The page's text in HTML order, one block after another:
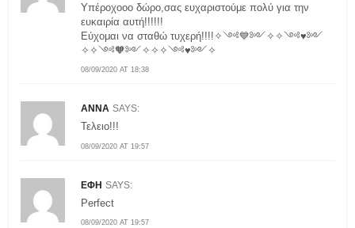
08/09/2020 AT 18:38
Υπέροχοοο δώρο,σας ευχαριστούμε πολύ για την
ευκαιρία αυτή!!!!!!
Εύχομαι να σταθώ τυχερή!!!!✧༺💙༻✧✧༺♥༻
✧✧༺🧡༻✧✧✧༺♥༻✧
ΑΝΝΑ SAYS:
08/09/2020 AT 19:57
Τελειο!!!
ΕΦΗ SAYS:
08/09/2020 AT 19:57
Perfect